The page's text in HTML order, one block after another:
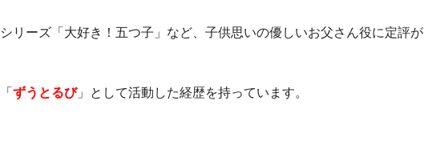
リーズ「大好き！五つ子」など、子供思いの優しいお父さん役に定評が
ずうとるび」として活動した経歴を持っています。